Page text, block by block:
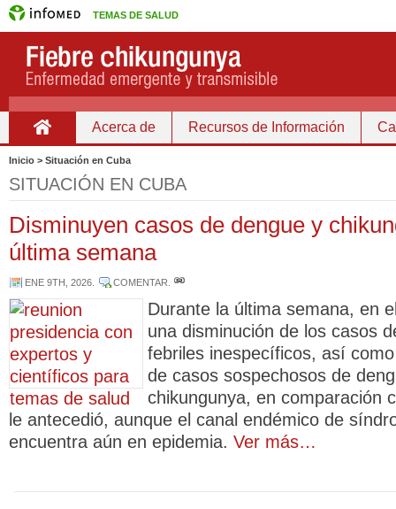
TEMAS DE SALUD
Acerca de Recursos de Información
Inicio > Situación en Cuba
SITUACIÓN EN CUBA
Disminuyen casos de dengue y
última semana
ENE 9TH, 2026 COMENTAR
Durante la última semana, en
una disminución de los casos
febriles inespecíficos, así
de casos sospechosos de
chikungunya, en comparación
le antecedió, aunque el canal endémico de
encuentra aún en epidemia. Ver más…